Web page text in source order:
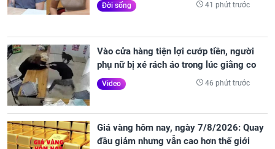
Đời sống 41 phút trước
Vào cửa hàng tiện lợi cướp tiền, người
phụ nữ bị xé rách áo trong lúc giằng co
Video 46 phút trước
Giá vàng hôm nay, ngày 7/8/2026: Quay
đầu giảm nhưng vẫn cao hơn thế giới